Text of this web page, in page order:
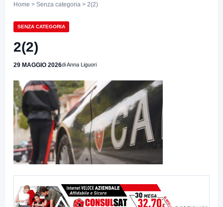
Home > Senza categoria > 2(2)
SENZA CATEGORIA
2(2)
29 MAGGIO 2026di Anna Liguori